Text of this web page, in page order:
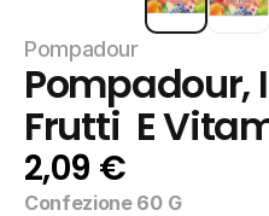
Pompadour
Pompadour,
Frutti  E
2,09 €
Confezione 60 G